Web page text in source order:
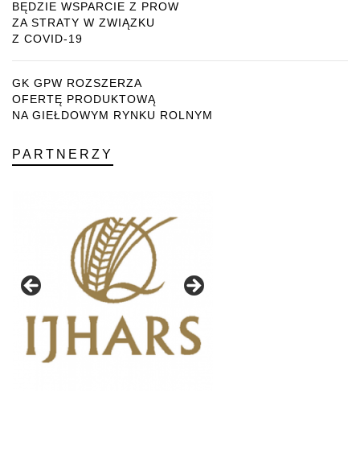
BĘDZIE WSPARCIE Z PROW
ZA STRATY W ZWIĄZKU
Z COVID-19
GK GPW ROZSZERZA
OFERTĘ PRODUKTOWĄ
NA GIEŁDOWYM RYNKU ROLNYM
PARTNERZY